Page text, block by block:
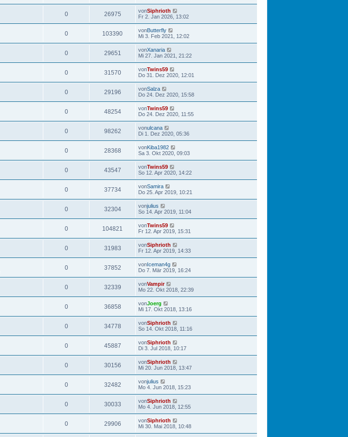
0 26975 vonSiphrioth
Fr 2. Jan 2026, 13:02
0 103390 vonButterfly
Mi 3. Feb 2021, 12:02
0 29651 vonXanaria
Mi 27. Jan 2021, 21:22
0 31570 vonTwins59
Do 31. Dez 2020, 12:01
0 29196 vonSalza
Do 24. Dez 2020, 15:58
0 48254 vonTwins59
Do 24. Dez 2020, 11:55
0 98262 vonulcana
Di 1. Dez 2020, 05:36
0 28368 vonKiba1982
Sa 3. Okt 2020, 09:03
0 43547 vonTwins59
So 12. Apr 2020, 14:22
0 37734 vonSamira
Do 25. Apr 2019, 10:21
0 32304 vonjulius
So 14. Apr 2019, 11:04
0 104821 vonTwins59
Fr 12. Apr 2019, 15:31
0 31983 vonSiphrioth
Fr 12. Apr 2019, 14:33
0 37852 vonIceman4g
Do 7. Mär 2019, 16:24
0 32339 vonVampir
Mo 22. Okt 2018, 22:39
0 36858 vonJoerg
Mi 17. Okt 2018, 13:16
0 34778 vonSiphrioth
So 14. Okt 2018, 11:16
0 45887 vonSiphrioth
Di 3. Jul 2018, 10:17
0 30156 vonSiphrioth
Mi 20. Jun 2018, 13:47
0 32482 vonjulius
Mo 4. Jun 2018, 15:23
0 30033 vonSiphrioth
Mo 4. Jun 2018, 12:55
0 29906 vonSiphrioth
Mi 30. Mai 2018, 10:48